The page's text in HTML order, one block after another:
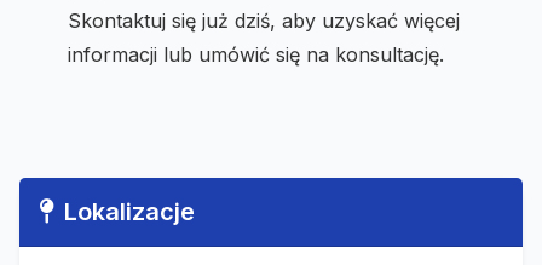
Skontaktuj się już dziś, aby uzyskać więcej
informacji lub umówić się na konsultację.
Lokalizacje